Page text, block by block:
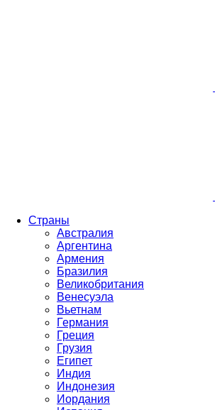
Страны
Австралия
Аргентина
Армения
Бразилия
Великобритания
Венесуэла
Вьетнам
Германия
Греция
Грузия
Египет
Индия
Индонезия
Иордания